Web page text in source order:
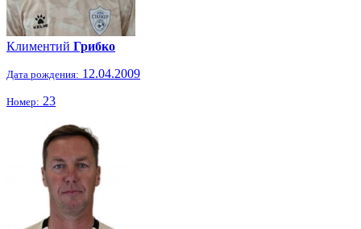
Климентий Грибко
Дата рождения: 12.04.2009
Номер: 23